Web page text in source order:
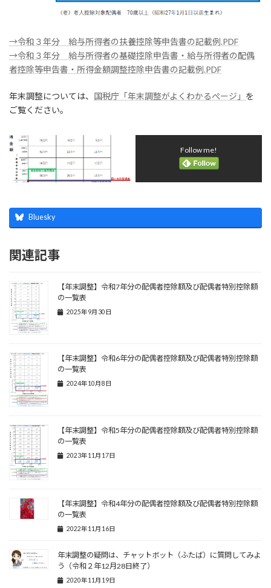
→令和３年分 給与所得者の扶養控除等申告書の記載例.PDF
→令和３年分 給与所得者の基礎控除申告書・給与所得者の配偶
者控除等申告書・所得金額調整控除申告書の記載例.PDF
年末調整については、 国税庁「年末調整がよくわかるぺージ」 を
ご覧ください。
Follow me!
Bluesky
関連記事
【年末調整】令和7年分の配偶者控除額及び配偶者特別控除額
の一覧表
2025年9月30日
【年末調整】令和6年分の配偶者控除額及び配偶者特別控除額
の一覧表
2024年10月8日
【年末調整】令和5年分の配偶者控除額及び配偶者特別控除額
の一覧表
2023年11月17日
【年末調整】令和4年分の配偶者控除額及び配偶者特別控除額
の一覧表
2022年11月16日
年末調整の疑問は、チャットボット（ふたば）に質問してみよ
う（令和２年12月28日終了）
2020年11月19日